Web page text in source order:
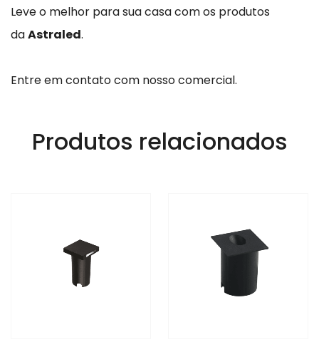
Leve o melhor para sua casa com os produtos
daAstraled.
Entre em contato com nosso comercial.
Produtos relacionados